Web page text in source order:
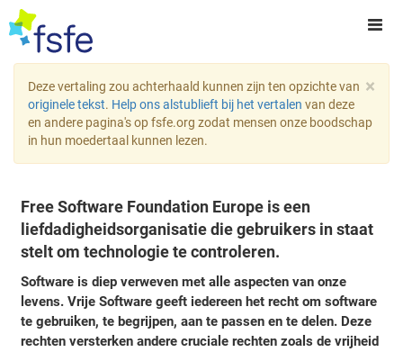
×
Deze vertaling zou achterhaald kunnen zijn ten opzichte van
originele tekst. Help ons alstublieft bij het vertalen van deze
en andere pagina's op fsfe.org zodat mensen onze boodschap
in hun moedertaal kunnen lezen.
Free Software Foundation Europe is een
liefdadigheidsorganisatie die gebruikers in staat
stelt om technologie te controleren.
Software is diep verweven met alle aspecten van onze
levens. Vrije Software geeft iedereen het recht om software
te gebruiken, te begrijpen, aan te passen en te delen. Deze
rechten versterken andere cruciale rechten zoals de vrijheid